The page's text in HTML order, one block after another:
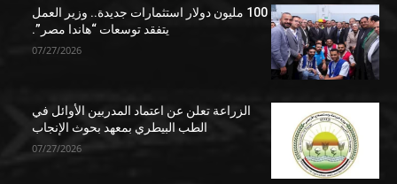
100 مليون دولار استثمارات جديدة.. وزير العمل
يتفقد توسعات “هاندا مصر”.
07/27/2026
الزراعة تعلن عن اعتماد المدربين الأوائل في
الطب البيطري بمعهد بحوث الإنجاب
07/27/2026